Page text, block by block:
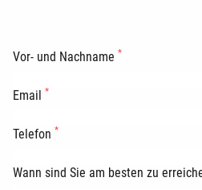
Vor- und Nachname *
Email *
Telefon *
Wann sind Sie am besten zu